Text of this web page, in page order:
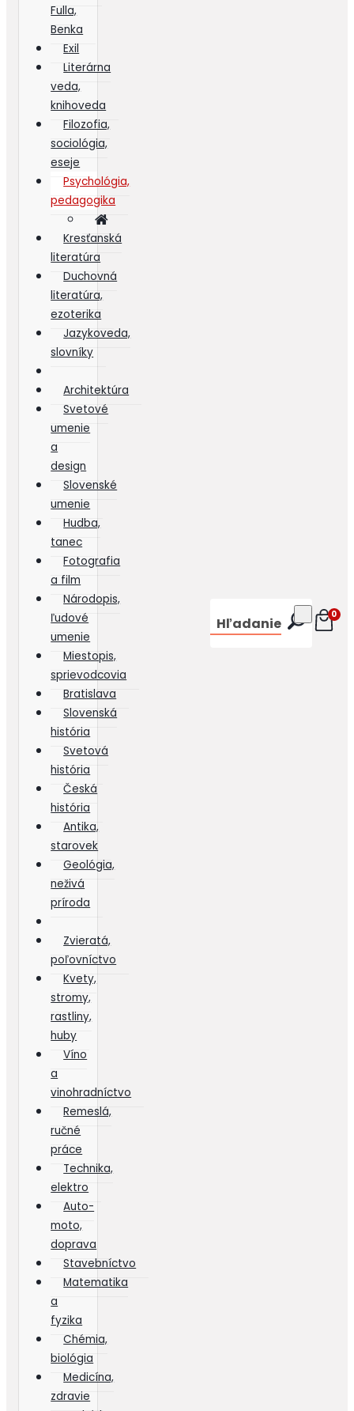
Fulla,
Benka
Exil
Literárna
veda,
knihoveda
Filozofia,
sociológia,
eseje
Psychológia,
pedagogika
Kresťanská
literatúra
Duchovná
literatúra,
ezoterika
Jazykoveda,
slovníky
Architektúra
Svetové
umenie
a
design
Slovenské
umenie
Hudba,
tanec
Fotografia
a film
Národopis,
ľudové
umenie
Miestopis,
sprievodcovia
Bratislava
Slovenská
história
Svetová
história
Česká
história
Antika,
starovek
Geológia,
neživá
príroda
Zvieratá,
poľovníctvo
Kvety,
stromy,
rastliny,
huby
Víno
a
vinohradníctvo
Remeslá,
ručné
práce
Technika,
elektro
Auto-
moto,
doprava
Stavebníctvo
Matematika
a
fyzika
Chémia,
biológia
Medicína,
zdravie
Hľadanie 0